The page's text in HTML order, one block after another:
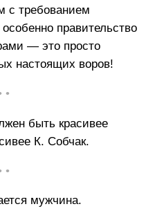
с требованием
правительство
— это просто
настоящих воров!
•
быть красивее
К. Собчак.
•
мужчина.